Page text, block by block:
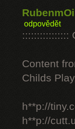
odpovědět
::::::::::::::::
Content
Childs
h**p://
h**p://